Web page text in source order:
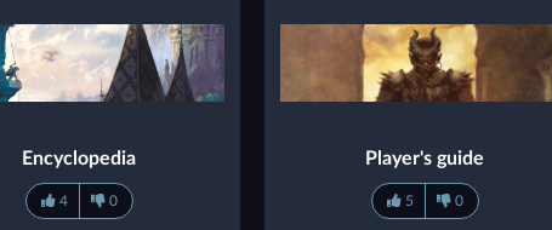
Encyclopedia
4 0
Player's guide
5 0